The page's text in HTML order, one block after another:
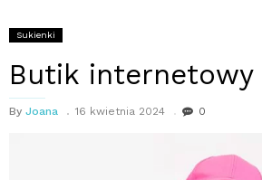
Sukienki
Butik internetowy
By Joana 16 kwietnia 2024 0